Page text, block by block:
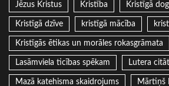
Jēzus Kristus Kristība Kristīgā
Kristīgā dzīve kristīgā mācība
Kristīgās ētikas un morāles rokasgrāmata
Lasāmviela ticības spēkam Lutera
Mazā katehisma skaidrojums Mārtiņš